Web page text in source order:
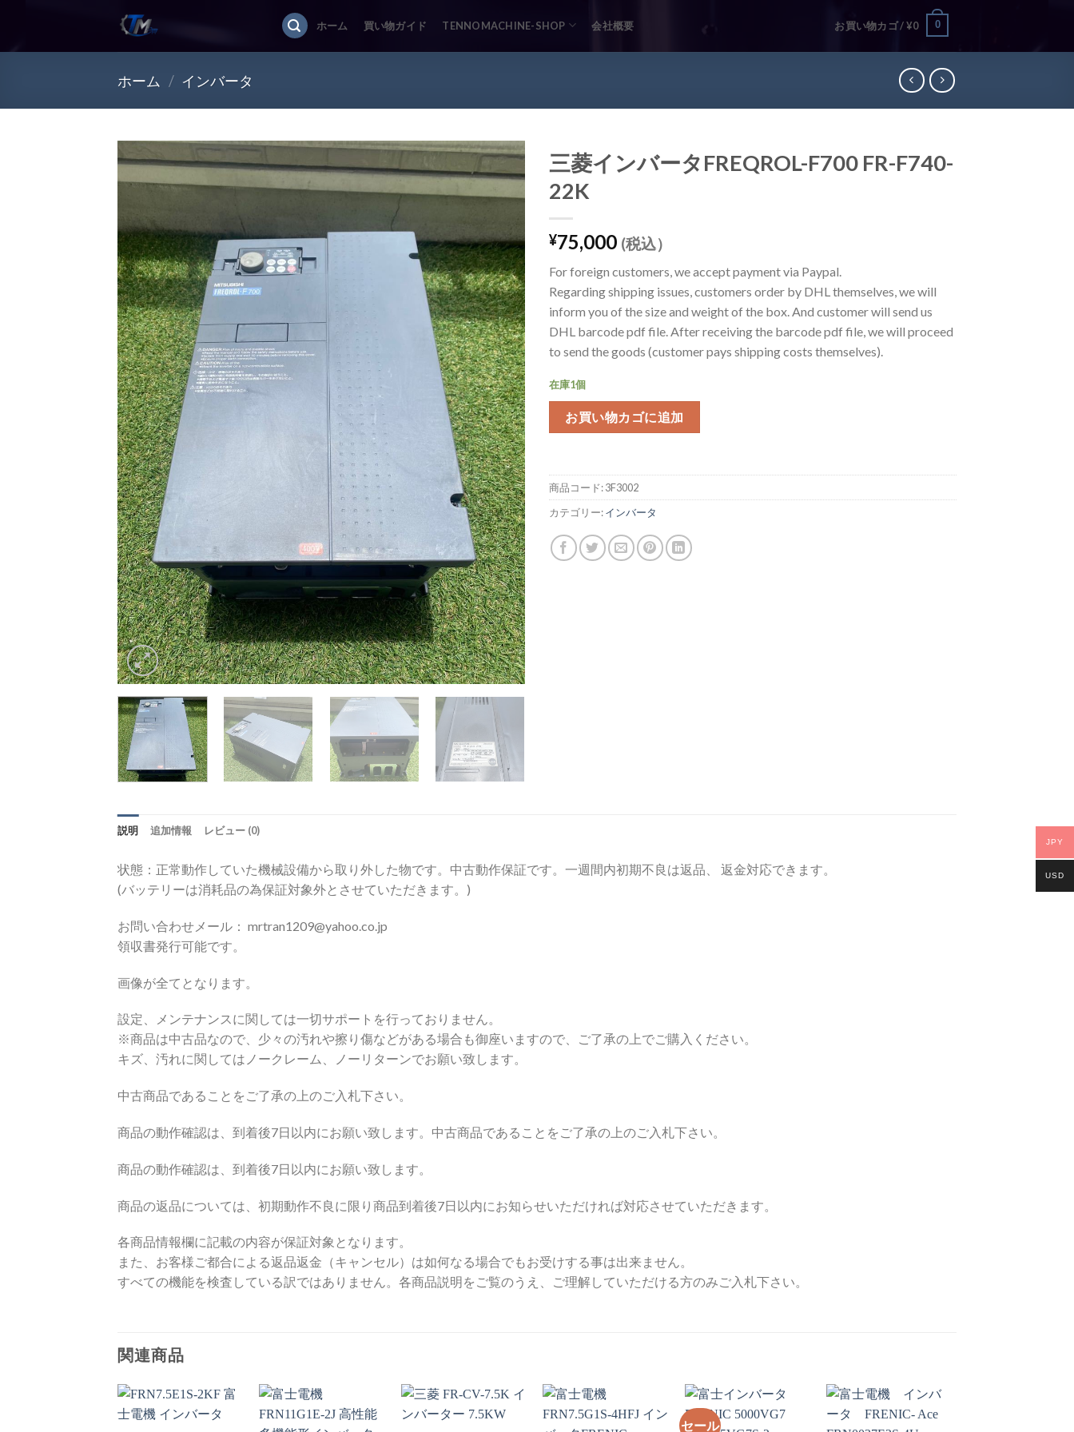
content
ホーム 買い物ガイド TENNOMACHINE-SHOP 会社概要 お買い物カゴ /¥0 0
ホーム / インバータ
三菱インバータFREQROL-F700 FR-F740-
22K
¥75,000 (税込）
For foreign customers, we accept payment via Paypal.
Regarding shipping issues, customers order by DHL themselves, we will
inform you of the size and weight of the box. And customer will send us
DHL barcode pdf file. After receiving the barcode pdf file, we will proceed
to send the goods (customer pays shipping costs themselves).
在庫1個
お買い物カゴに追加
商品コード:3F3002
カテゴリー:インバータ
説明 追加情報 レビュー (0)
状態：正常動作していた機械設備から取り外した物です。中古動作保証です。一週間内初期不良は返品、 返金対応できます。
(バッテリーは消耗品の為保証対象外とさせていただきます。)
お問い合わせメール： mrtran1209@yahoo.co.jp
領収書発行可能です。
画像が全てとなります。
設定、メンテナンスに関しては一切サポートを行っておりません。
※商品は中古品なので、少々の汚れや擦り傷などがある場合も御座いますので、ご了承の上でご購入ください。
キズ、汚れに関してはノークレーム、ノーリターンでお願い致します。
中古商品であることをご了承の上のご入札下さい。
商品の動作確認は、到着後7日以内にお願い致します。中古商品であることをご了承の上のご入札下さい。
商品の動作確認は、到着後7日以内にお願い致します。
商品の返品については、初期動作不良に限り商品到着後7日以内にお知らせいただければ対応させていただきます。
各商品情報欄に記載の内容が保証対象となります。
また、お客様ご都合による返品返金（キャンセル）は如何なる場合でもお受けする事は出来ません。
すべての機能を検査している訳ではありません。各商品説明をご覧のうえ、ご理解していただける方のみご入札下さい。
関連商品
セール
JPY
USD